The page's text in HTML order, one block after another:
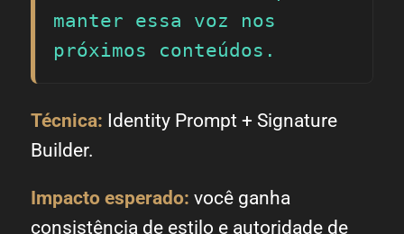
manter essa voz nos
próximos conteúdos.
Técnica: Identity Prompt + Signature
Builder.
Impacto esperado: você ganha
consistência de estilo e autoridade de